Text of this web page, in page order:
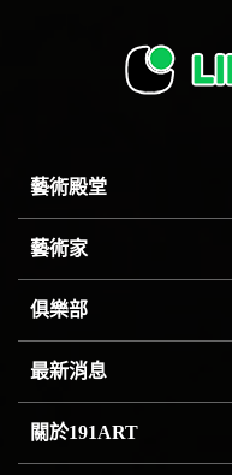
藝術殿堂
藝術家
俱樂部
最新消息
關於191ART